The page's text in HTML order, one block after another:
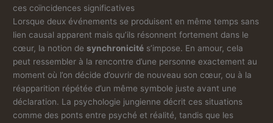
ces coïncidences significatives
Lorsque deux événements se produisent en même temps sans
lien causal apparent mais qu’ils résonnent fortement dans le
cœur, la notion desynchronicité s’impose. En amour, cela
peut ressembler à la rencontre d’une personne exactement au
moment où l’on décide d’ouvrir de nouveau son cœur, ou à la
réapparition répétée d’un même symbole juste avant une
déclaration. La psychologie jungienne décrit ces situations
comme des ponts entre psyché et réalité, tandis que les